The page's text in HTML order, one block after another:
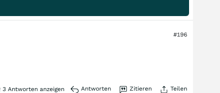
#196
3 Antworten anzeigen Antworten Zitieren Teilen